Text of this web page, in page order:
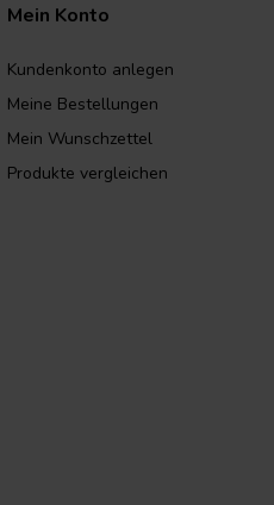
Mein Konto
Kundenkonto anlegen
Meine Bestellungen
Mein Wunschzettel
Produkte vergleichen